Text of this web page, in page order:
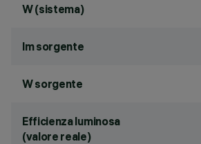
W (sistema)
lm sorgente
W sorgente
Efficienza luminosa
(valore reale)